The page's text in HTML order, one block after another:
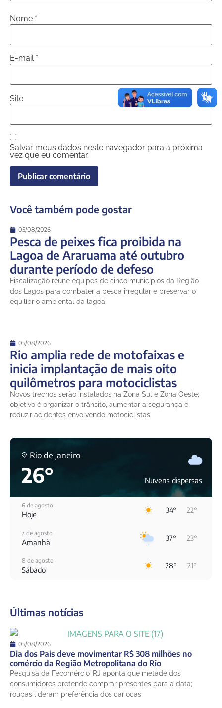
Nome *
E-mail *
Site
Salvar meus dados neste navegador para a próxima
vez que eu comentar.
Você também pode gostar
05/08/2026
Pesca de peixes fica proibida na
Lagoa de Araruama até outubro
durante período de defeso
Fiscalização reúne equipes de cinco municípios da Região
dos Lagos para combater a pesca irregular e preservar o
equilíbrio ambiental da lagoa.
05/08/2026
Rio amplia rede de motofaixas e
inicia implantação de mais oito
quilômetros para motociclistas
Novos trechos serão instalados na Zona Sul e Zona Oeste;
objetivo é organizar o trânsito, aumentar a segurança e
reduzir acidentes envolvendo motociclistas
Rio de Janeiro
26° Nuvens dispersas
6 de agosto
Hoje 34° 22°
7 de agosto
Amanhã 37° 23°
8 de agosto
Sábado 28° 21°
10 de agosto
11 de agosto
Terça-Feira 21°
12 de agosto
Quarta-Feira 18°
Últimas notícias
05/08/2026
Dia dos Pais deve movimentar R$ 308 milhões no
comércio da Região Metropolitana do Rio
Pesquisa da Fecomércio-RJ aponta que metade dos
consumidores pretende comprar presentes para a data;
roupas lideram preferência dos cariocas